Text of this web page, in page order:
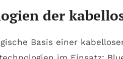
der
Basis einer